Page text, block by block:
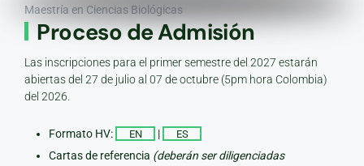
Maestría en Ciencias Biológicas
Proceso de Admisión
Las inscripciones para el primer semestre del 2027 estarán
abiertas del 27 de julio al 07 de octubre (5pm hora Colombia)
del 2026.
Formato HV: EN | ES
Cartas de referencia (deberán ser diligenciadas